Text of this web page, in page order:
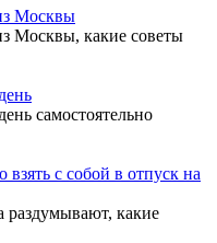
Москвы
Москвы, какие советы
самостоятельно
взять с собой в отпуск на
раздумывают, какие